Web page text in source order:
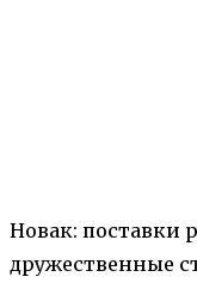
Новак: поставки
дружественные